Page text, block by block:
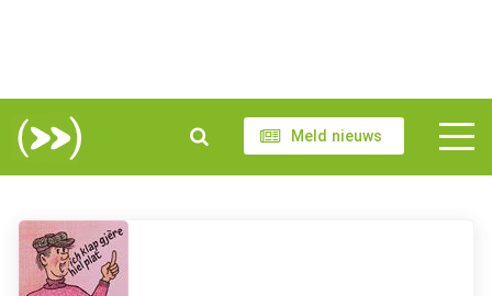
Meld nieuws